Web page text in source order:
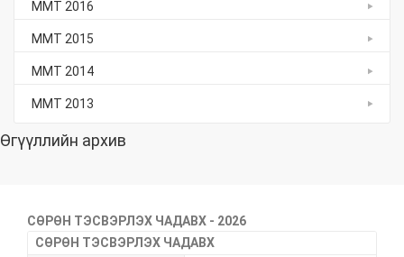
ММТ 2016
ММТ 2015
ММТ 2014
ММТ 2013
Өгүүллийн архив
СӨРӨН ТЭСВЭРЛЭХ ЧАДАВХ - 2026
СӨРӨН ТЭСВЭРЛЭХ ЧАДАВХ